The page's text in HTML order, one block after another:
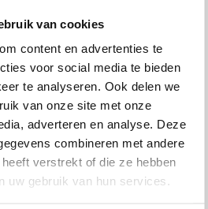
van cookies
content en advertenties te
voor social media te bieden
te analyseren. Ook delen we
van onze site met onze
adverteren en analyse. Deze
combineren met andere
verstrekt of die ze hebben
uw gebruik van hun services.
formaat voor onderweg
tot 6 uur warm en koude
voor optimale
– ideaal voor losse thee,